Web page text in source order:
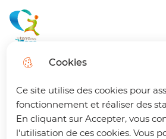
Cookies
Ce site utilise des cookies pour
fonctionnement et réaliser des
En cliquant sur Accepter, vous
l'utilisation de ces cookies. Vous
Zum
Menü
springen
🚌 Vos déplacements
terre des 2 caps !Un trajet à
Retrouvez dès maintenant
La terre des 2 caps
Startseite